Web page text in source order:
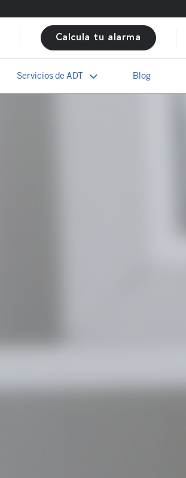
Calcula tu alarma
Servicios de ADT Blog